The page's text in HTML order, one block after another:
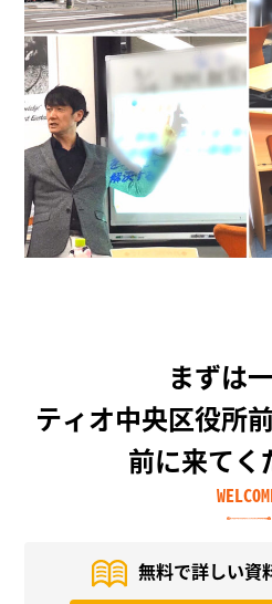
まずは
ティオ中央区役所
前に来てく
無料で詳しい資